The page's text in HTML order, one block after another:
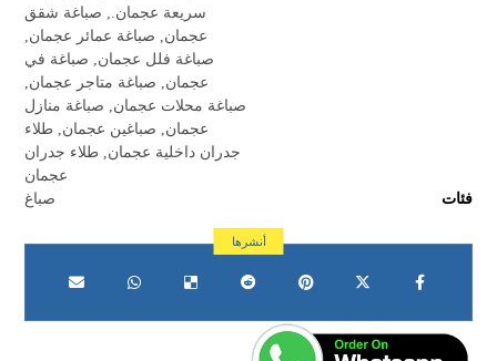
سريعة عجمان., صباغة شقق
عجمان, صباغة عمائر عجمان,
صباغة فلل عجمان, صباغة في
عجمان, صباغة متاجر عجمان,
صباغة محلات عجمان, صباغة منازل
عجمان, صباغين عجمان, طلاء
جدران داخلية عجمان, طلاء جدران
عجمان
فئات
صباغ